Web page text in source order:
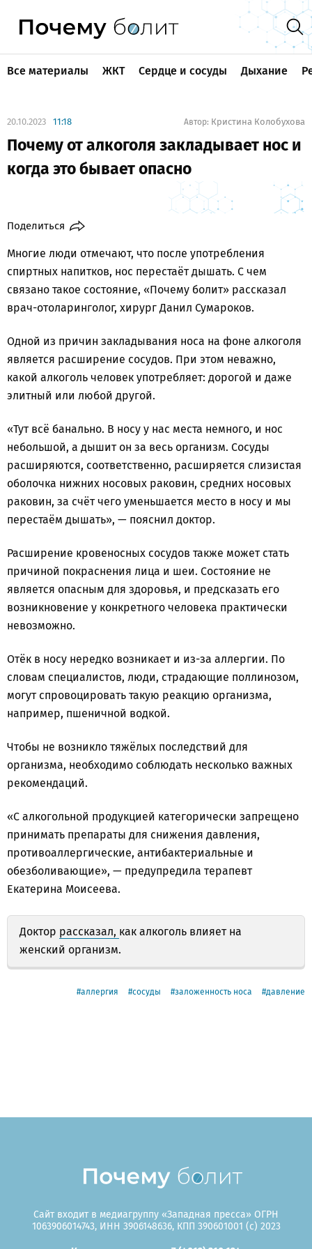
Все материалы ЖКТ Сердце и сосуды Дыхание
20.10.2023 11:18 Автор: Кристина Колобухова
Почему от алкоголя закладывает нос и
когда это бывает опасно
Поделиться
Многие люди отмечают, что после употребления
спиртных напитков, нос перестаёт дышать. С чем
связано такое состояние, «Почему болит» рассказал
врач-отоларинголог, хирург Данил Сумароков.
Одной из причин закладывания носа на фоне алкоголя
является расширение сосудов. При этом неважно,
какой алкоголь человек употребляет: дорогой и даже
элитный или любой другой.
«Тут всё банально. В носу у нас места немного, и нос
небольшой, а дышит он за весь организм. Сосуды
расширяются, соответственно, расширяется слизистая
оболочка нижних носовых раковин, средних носовых
раковин, за счёт чего уменьшается место в носу и мы
перестаём дышать», — пояснил доктор.
Расширение кровеносных сосудов также может стать
причиной покраснения лица и шеи. Состояние не
является опасным для здоровья, и предсказать его
возникновение у конкретного человека практически
невозможно.
Отёк в носу нередко возникает и из-за аллергии. По
словам специалистов, люди, страдающие поллинозом,
могут спровоцировать такую реакцию организма,
например, пшеничной водкой.
Чтобы не возникло тяжёлых последствий для
организма, необходимо соблюдать несколько важных
рекомендаций.
«С алкогольной продукцией категорически запрещено
принимать препараты для снижения давления,
противоаллергические, антибактериальные и
обезболивающие», — предупредила терапевт
Екатерина Моисеева.
Доктор рассказал, как алкоголь влияет на
женский организм.
аллергия сосуды заложенность носа давление
Сайт входит в медиагруппу «Западная пресса» ОГРН
1063906014743, ИНН 3906148636, КПП 390601001 (c) 2023